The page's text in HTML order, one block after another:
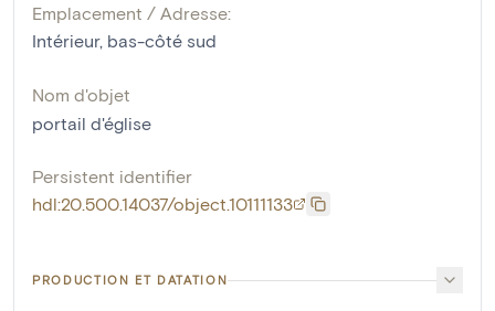
Emplacement / Adresse:
Intérieur, bas-côté sud
Nom d'objet
portail d'église
Persistent identifier
hdl:20.500.14037/object.10111133
PRODUCTION ET DATATION